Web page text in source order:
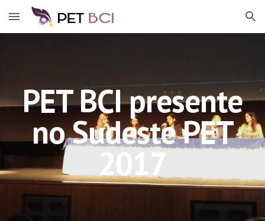
Skip to main content Skip to navigation
PET BCI presente
no Sudeste PET
2017